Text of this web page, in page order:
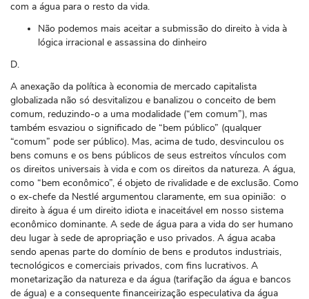
com a água para o resto da vida.
Não podemos mais aceitar a submissão do direito à vida à
lógica irracional e assassina do dinheiro
D.
A anexação da política à economia de mercado capitalista
globalizada não só desvitalizou e banalizou o conceito de bem
comum, reduzindo-o a uma modalidade (“em comum”), mas
também esvaziou o significado de “bem público” (qualquer
“comum” pode ​​ser público). Mas, acima de tudo, desvinculou os
bens comuns e os bens públicos de seus estreitos vínculos com
os direitos universais à vida e com os direitos da natureza. A água,
como “bem econômico”, é objeto de rivalidade e de exclusão. Como
o ex-chefe da Nestlé argumentou claramente, em sua opinião: o
direito à água é um direito idiota e inaceitável em nosso sistema
econômico dominante. A sede de água para a vida do ser humano
deu lugar à sede de apropriação e uso privados. A água acaba
sendo apenas parte do domínio de bens e produtos industriais,
tecnológicos e comerciais privados, com fins lucrativos. A
monetarização da natureza e da água (tarifação da água e bancos
de água) e a consequente financeirização especulativa da água